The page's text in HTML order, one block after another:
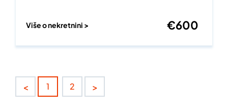
Više o nekretnini > €600
< 1 2 >